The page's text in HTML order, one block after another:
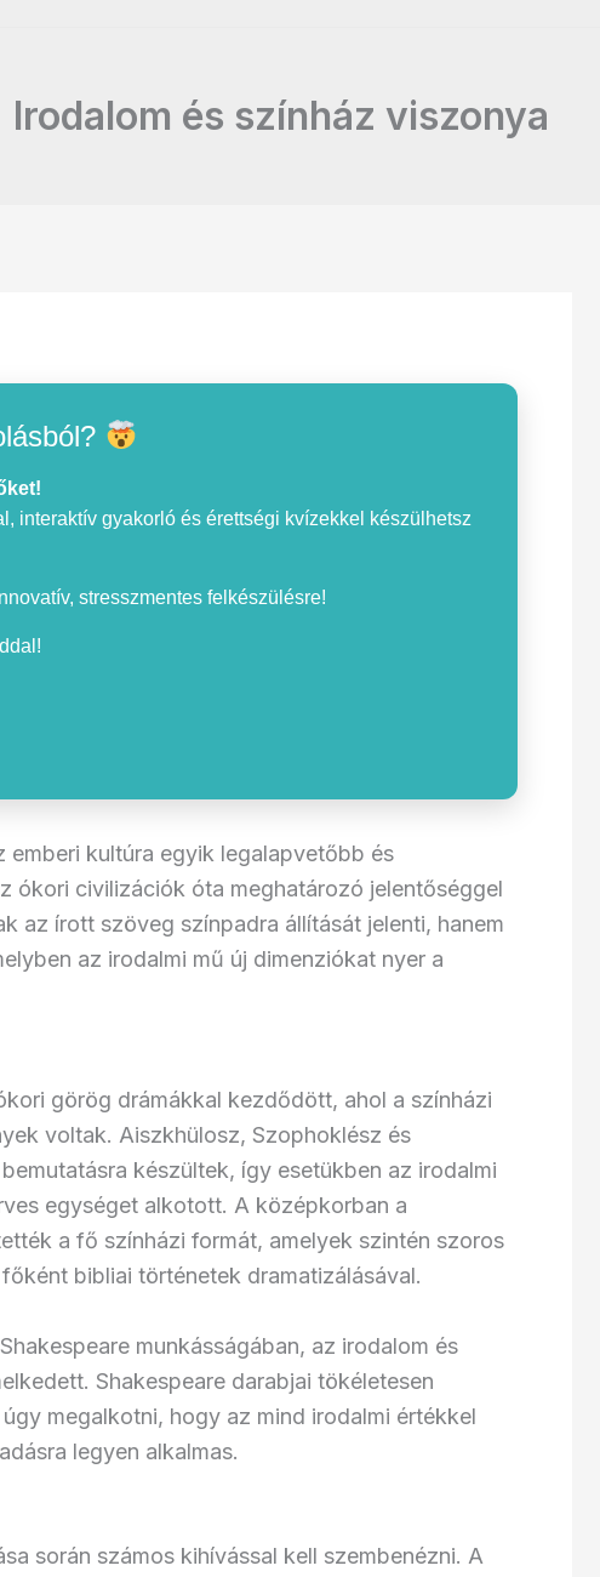
Irodalom és színház viszonya
interaktív gyakorló és érettségi kvízekkel készülhetsz
stresszmentes felkészülésre!
kultúra egyik legalapvetőbb és
ókori civilizációk óta meghatározó jelentőséggel
az írott szöveg színpadra állítását jelenti, hanem
az irodalmi mű új dimenziókat nyer a
görög drámákkal kezdődött, ahol a színházi
voltak. Aiszkhülosz, Szophoklész és
készültek, így esetükben az irodalmi
egységet alkotott. A középkorban a
a fő színházi formát, amelyek szintén szoros
bibliai történetek dramatizálásával.
munkásságában, az irodalom és
Shakespeare darabjai tökéletesen
megalkotni, hogy az mind irodalmi értékkel
legyen alkalmas.
során számos kihívással kell szembenézni. A